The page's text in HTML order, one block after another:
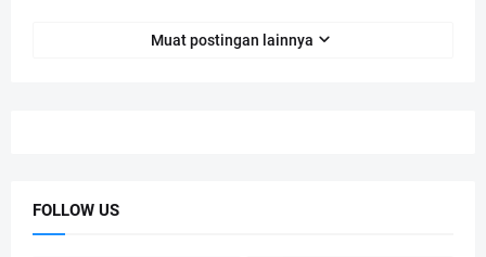
Muat postingan lainnya
FOLLOW US